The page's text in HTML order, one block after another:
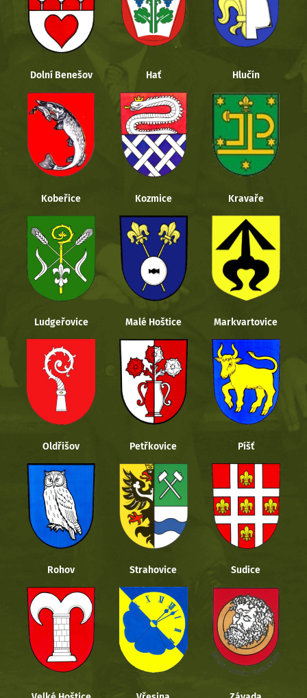
Dolní Benešov Hať Hlučín
Kobeřice Kozmice Kravaře
Ludgeřovice Malé Hoštice Markvartovice
Oldřišov Petřkovice Píšť
Rohov Strahovice Sudice